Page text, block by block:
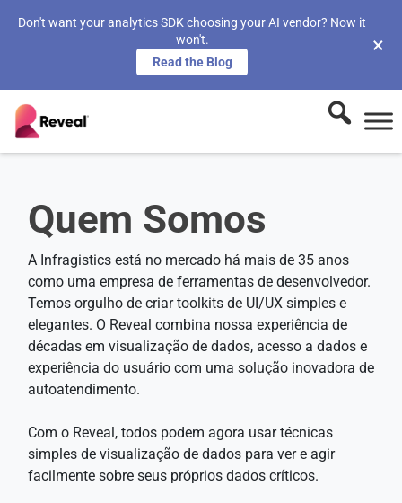
Don't want your analytics SDK choosing your AI vendor? Now it
won't.
Read the Blog
×
Quem Somos
A Infragistics está no mercado há mais de 35 anos
como uma empresa de ferramentas de desenvolvedor.
Temos orgulho de criar toolkits de UI/UX simples e
elegantes. O Reveal combina nossa experiência de
décadas em visualização de dados, acesso a dados e
experiência do usuário com uma solução inovadora de
autoatendimento.
Com o Reveal, todos podem agora usar técnicas
simples de visualização de dados para ver e agir
facilmente sobre seus próprios dados críticos.